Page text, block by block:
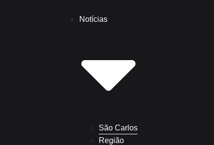
Notícias
São Carlos
Região